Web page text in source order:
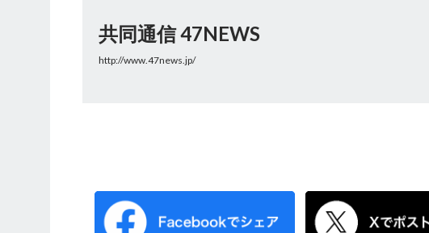
共同通信 47NEWS
http://www.47news.jp/